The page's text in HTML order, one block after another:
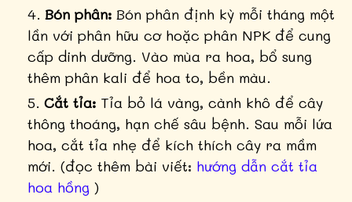
Bón phân: Bón phân định kỳ mỗi tháng một
lần với phân hữu cơ hoặc phân NPK để cung
cấp dinh dưỡng. Vào mùa ra hoa, bổ sung
thêm phân kali để hoa to, bền màu.
Cắt tỉa: Tỉa bỏ lá vàng, cành khô để cây
thông thoáng, hạn chế sâu bệnh. Sau mỗi lứa
hoa, cắt tỉa nhẹ để kích thích cây ra mầm
mới. (đọc thêm bài viết: hướng dẫn cắt tỉa
hoa hồng )